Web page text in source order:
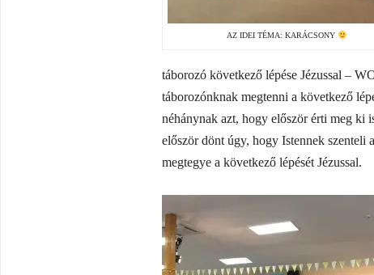
AZ IDEI TÉMA: KARÁCSONY
táborozó következő lépése Jézussal –
táborozónknak megtenni a következő
néhánynak azt, hogy először érti meg ki
először dönt úgy, hogy Istennek szenteli
megtegye a következő lépését Jézussal.